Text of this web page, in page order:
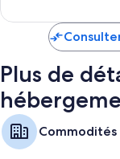
Plus de
Commodités